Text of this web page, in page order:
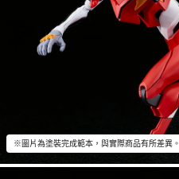
※圖片為塗裝完成範本，與實際商品有所差異。